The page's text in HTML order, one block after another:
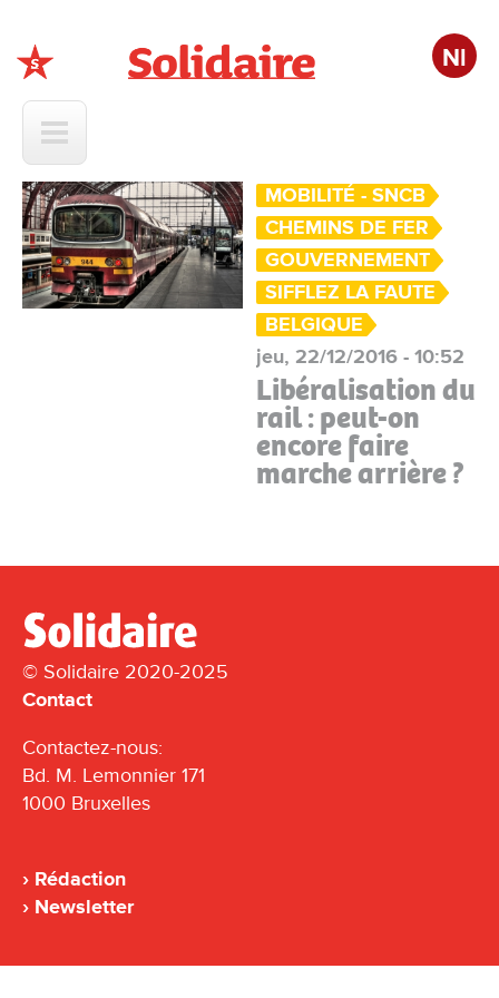
Nl
MOBILITÉ - SNCB
CHEMINS DE FER
GOUVERNEMENT
SIFFLEZ LA FAUTE
BELGIQUE
jeu, 22/12/2016 - 10:52
Libéralisation du
rail : peut-on
encore faire
marche arrière ?
© Solidaire 2020-2025
Contact
Contactez-nous:
Bd. M. Lemonnier 171
1000 Bruxelles
Rédaction
Newsletter